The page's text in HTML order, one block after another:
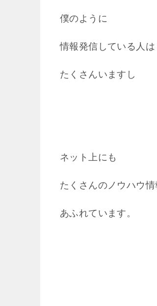
僕のように
情報発信している人は
たくさんいますし
ネット上にも
たくさんのノウハウ情
あふれています。